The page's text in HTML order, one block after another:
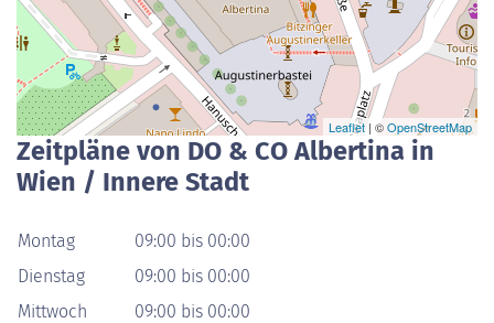
Leaflet | ©OpenStreetMap
Zeitpläne von DO & CO Albertina in
Wien / Innere Stadt
Montag
09:00 bis 00:00
Dienstag
09:00 bis 00:00
Mittwoch
09:00 bis 00:00